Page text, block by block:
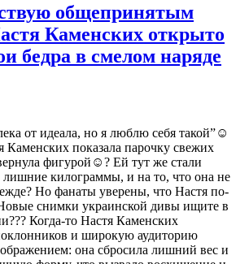
общепринятым
Каменских открыто
бедра в смелом наряде
от идеала, но я люблю себя такой”☺️
Каменских показала парочку свежих
фигурой☺️? Ей тут же стали
лишние килограммы, и на то, что она не
Но фанаты уверены, что Настя по-
снимки украинской дивы ищите в
Когда-то Настя Каменских
и широкую аудиторию
она сбросила лишний вес и